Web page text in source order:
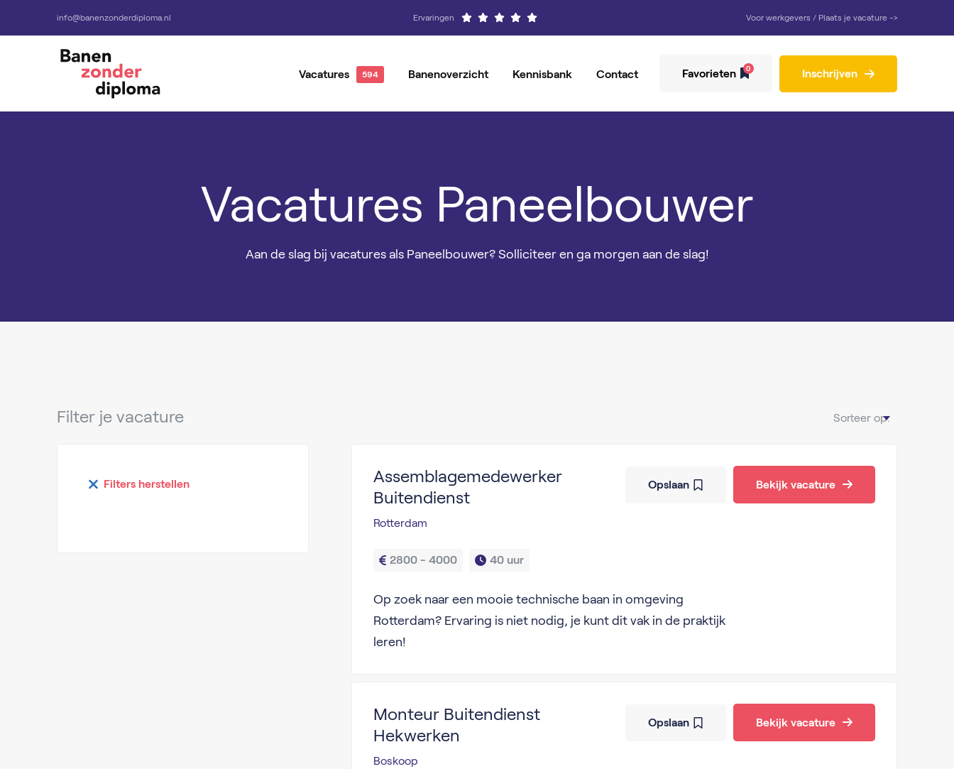
info@banenzonderdiploma.nl Ervaringen Voor werkgevers / Plaats je vacature ->
Vacatures Banenoverzicht
Operator Productiemedewerker
Kennisbank Contact Favorieten 0 Inschrijven
Vacatures Paneelbouwer
Aan de slag bij vacatures als Paneelbouwer? Solliciteer en ga morgen aan de slag!
Filter je vacature Sorteer op:
Filters herstellen
Assemblagemedewerker
Buitendienst
Rotterdam
2800 - 4000 40 uur
Op zoek naar een mooie technische baan in omgeving
Rotterdam? Ervaring is niet nodig, je kunt dit vak in de praktijk
leren!
Opslaan Bekijk vacature
Monteur Buitendienst
Hekwerken
Boskoop
Opslaan Bekijk vacature